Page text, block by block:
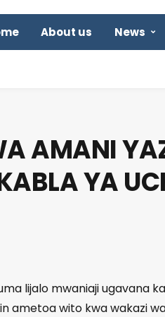
About us News
AMANI
YA
lijalo mwaniaji ugavana
ametoa wito kwa wakazi